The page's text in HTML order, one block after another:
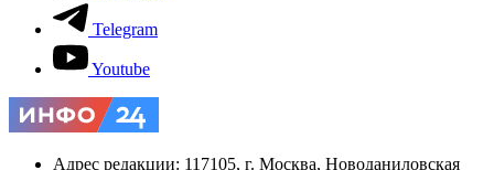
Telegram
Youtube
Адрес редакции: 117105, г. Москва, Новоданиловская